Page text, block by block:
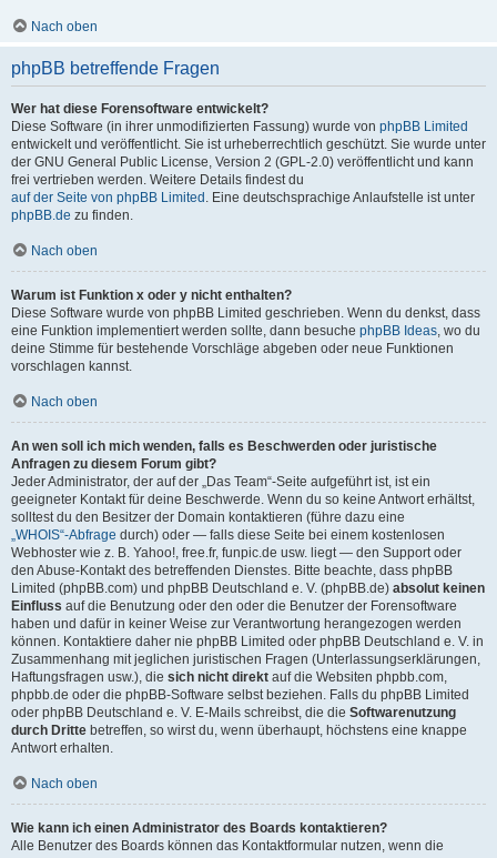
Nach oben
phpBB betreffende Fragen
Wer hat diese Forensoftware entwickelt?
Diese Software (in ihrer unmodifizierten Fassung) wurde von phpBB Limited
entwickelt und veröffentlicht. Sie ist urheberrechtlich geschützt. Sie wurde unter
der GNU General Public License, Version 2 (GPL-2.0) veröffentlicht und kann
frei vertrieben werden. Weitere Details findest du
auf der Seite von phpBB Limited . Eine deutschsprachige Anlaufstelle ist unter
phpBB.de zu finden.
Nach oben
Warum ist Funktion x oder y nicht enthalten?
Diese Software wurde von phpBB Limited geschrieben. Wenn du denkst, dass
eine Funktion implementiert werden sollte, dann besuche phpBB Ideas, wo du
deine Stimme für bestehende Vorschläge abgeben oder neue Funktionen
vorschlagen kannst.
Nach oben
An wen soll ich mich wenden, falls es Beschwerden oder juristische
Anfragen zu diesem Forum gibt?
Jeder Administrator, der auf der „Das Team“-Seite aufgeführt ist, ist ein
geeigneter Kontakt für deine Beschwerde. Wenn du so keine Antwort erhältst,
solltest du den Besitzer der Domain kontaktieren (führe dazu eine
„WHOIS“-Abfrage durch) oder — falls diese Seite bei einem kostenlosen
Webhoster wie z. B. Yahoo!, free.fr, funpic.de usw. liegt — den Support oder
den Abuse-Kontakt des betreffenden Dienstes. Bitte beachte, dass phpBB
Limited (phpBB.com) und phpBB Deutschland e. V. (phpBB.de) absolut keinen
Einfluss auf die Benutzung oder den oder die Benutzer der Forensoftware
haben und dafür in keiner Weise zur Verantwortung herangezogen werden
können. Kontaktiere daher nie phpBB Limited oder phpBB Deutschland e. V. in
Zusammenhang mit jeglichen juristischen Fragen (Unterlassungserklärungen,
Haftungsfragen usw.), die sich nicht direkt auf die Websiten phpbb.com,
phpbb.de oder die phpBB-Software selbst beziehen. Falls du phpBB Limited
oder phpBB Deutschland e. V. E-Mails schreibst, die die Softwarenutzung
durch Dritte betreffen, so wirst du, wenn überhaupt, höchstens eine knappe
Antwort erhalten.
Nach oben
Wie kann ich einen Administrator des Boards kontaktieren?
Alle Benutzer des Boards können das Kontaktformular nutzen, wenn die